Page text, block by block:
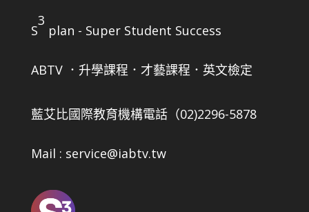
S
3
plan - Super Student Success
ABTV ．升學課程．才藝課程．英文檢定
藍艾比國際教育機構電話（02)2296-5878
Mail : service@iabtv.tw